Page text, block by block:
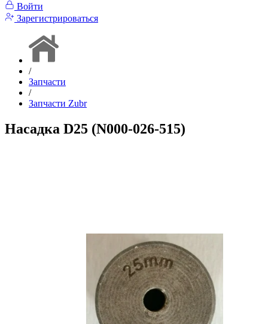
Войти
Зарегистрироваться
/
Запчасти
/
Запчасти Zubr
Насадка D25 (N000-026-515)